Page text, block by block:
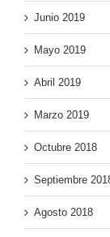
Junio 2019
Mayo 2019
Abril 2019
Marzo 2019
Octubre 2018
Septiembre
Agosto 2018